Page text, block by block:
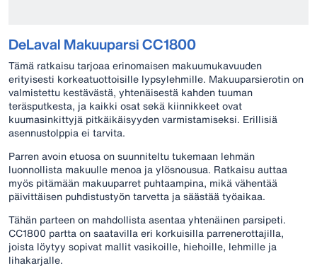
DeLaval Makuuparsi CC1800
Tämä ratkaisu tarjoaa erinomaisen makuumukavuuden
erityisesti korkeatuottoisille lypsylehmille. Makuuparsierotin on
valmistettu kestävästä, yhtenäisestä kahden tuuman
teräsputkesta, ja kaikki osat sekä kiinnikkeet ovat
kuumasinkittyjä pitkäikäisyyden varmistamiseksi. Erillisiä
asennustolppia ei tarvita.
Parren avoin etuosa on suunniteltu tukemaan lehmän
luonnollista makuulle menoa ja ylösnousua. Ratkaisu auttaa
myös pitämään makuuparret puhtaampina, mikä vähentää
päivittäisen puhdistustyön tarvetta ja säästää työaikaa.
Tähän parteen on mahdollista asentaa yhtenäinen parsipeti.
CC1800 partta on saatavilla eri korkuisilla parrenerottajilla,
joista löytyy sopivat mallit vasikoille, hiehoille, lehmille ja
lihakarjalle.